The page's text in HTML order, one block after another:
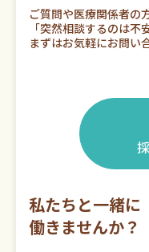
ご質問や医療関係者の方
「突然相談するのは不
まずはお気軽にお問い
私たちと一緒に
働きませんか？